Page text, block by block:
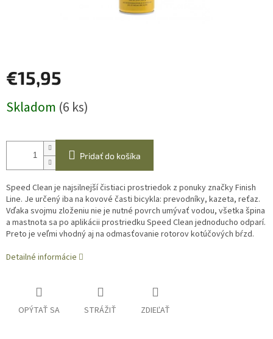
€15,95
cena:
Skladom (6 ks)
Pridať do košíka
Speed Clean je najsilnejší čistiaci prostriedok z ponuky značky Finish
Line. Je určený iba na kovové časti bicykla: prevodníky, kazeta, reťaz.
Vďaka svojmu zloženiu nie je nutné povrch umývať vodou, všetka špina
a mastnota sa po aplikácii prostriedku Speed Clean jednoducho odparí.
Preto je veľmi vhodný aj na odmasťovanie rotorov kotúčových bŕzd.
Detailné informácie
OPÝTAŤ SA STRÁŽIŤ ZDIEĽAŤ